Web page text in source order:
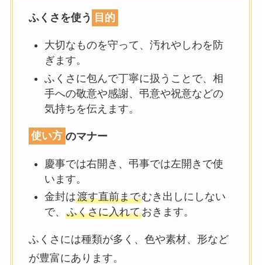
ふくさを使う 目的
大切なものを守って、汚れやしわを防
ぎます。
ふくさに包んで丁寧に扱うことで、相
手への敬意や感謝、弔意や祝意などの
気持ちを伝えます。
使い方 のマナー
慶事では右開き、弔事では左開きで使
います。
金封は渡す直前までむき出しにしない
で、 ふくさに入れておきます。
ふくさには種類が多く、色や素材、形など
が豊富にあります。